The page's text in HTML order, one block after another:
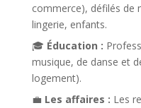
commerce), défilés de
lingerie, enfants.
🎓 Éducation :
musique, de danse et
logement).
💼 Les affaires : Les